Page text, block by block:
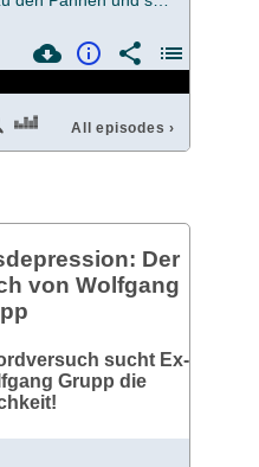
All episodes ›
Der
von Wolfgang
sucht Ex-
Grupp die